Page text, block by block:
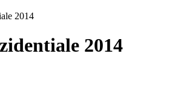
2014
2014